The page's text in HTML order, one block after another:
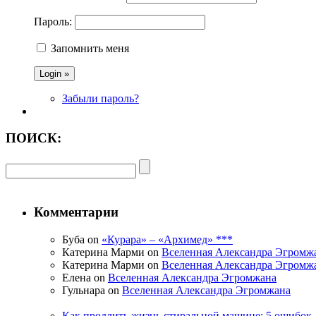
Пароль:
Запомнить меня
Забыли пароль?
ПОИСК:
Комментарии
Буба on «Курара» – «Архимед» ***
Катерина Марми on Вселенная Александра
Катерина Марми on Вселенная Александра
Елена on Вселенная Александра Эгромжана
Гульнара on Вселенная Александра Эгромжана